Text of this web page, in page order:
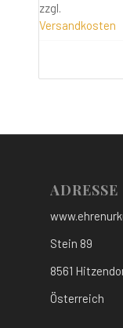
zzgl.
Versandkosten
ADRESSE
Stein 89
8561
Österreich